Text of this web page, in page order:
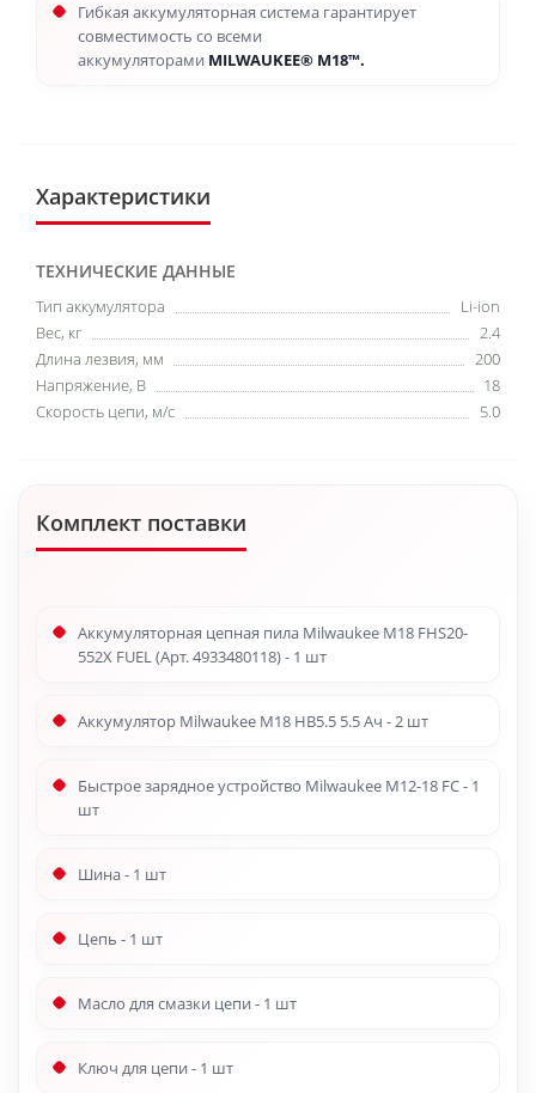
Гибкая аккумуляторная система гарантирует
совместимость со всеми
аккумуляторами MILWAUKEE® M18™.
Характеристики
ТЕХНИЧЕСКИЕ ДАННЫЕ
Тип аккумулятора
Li-ion
Вес, кг
2.4
Длина лезвия, мм
200
Напряжение, В
18
Скорость цепи, м/с
5.0
Комплект поставки
Аккумуляторная цепная пила Milwaukee M18 FHS20-
552X FUEL (Арт. 4933480118) - 1 шт
Аккумулятор Milwaukee M18 HB5.5 5.5 Ач - 2 шт
Быстрое зарядное устройство Milwaukee M12-18 FC - 1
шт
Шина - 1 шт
Цепь - 1 шт
Масло для смазки цепи - 1 шт
Ключ для цепи - 1 шт